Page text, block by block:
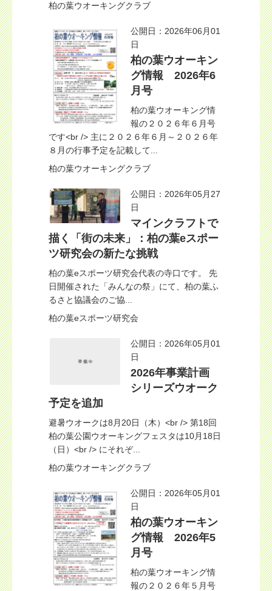
柏の葉ウオーキングクラブ
公開日：2026年06月01
日
柏の葉ウオーキン
グ情報 2026年6
月号
柏の葉ウオーキング情
報の２０２６年６月号
です<br /> 主に２０２６年６月～２０２６年
８月の行事予定を記載して...
柏の葉ウオーキングクラブ
公開日：2026年05月27
日
マインクラフトで
描く「街の未来」：柏の葉eスポー
ツ研究会の新たな挑戦
柏の葉eスポーツ研究会代表の寺口です。 先
日開催された「みんなの祭」にて、柏の葉ふ
るさと協議会のご協...
柏の葉eスポーツ研究会
公開日：2026年05月01
日
2026年事業計画
シリーズウオーク
予定を追加
避暑ウオークは8月20日（木）<br /> 第18回
柏の葉公園ウオーキングフェスタは10月18日
（日）<br /> にそれぞ...
柏の葉ウオーキングクラブ
公開日：2026年05月01
日
柏の葉ウオーキン
グ情報 2026年5
月号
柏の葉ウオーキング情
報の２０２６年５月号